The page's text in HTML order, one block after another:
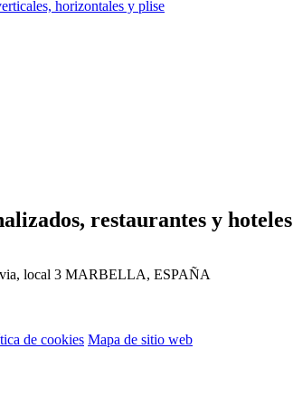
horizontales y plise
restaurantes y hoteles
local 3 MARBELLA, ESPAÑA
de cookies Mapa de sitio web